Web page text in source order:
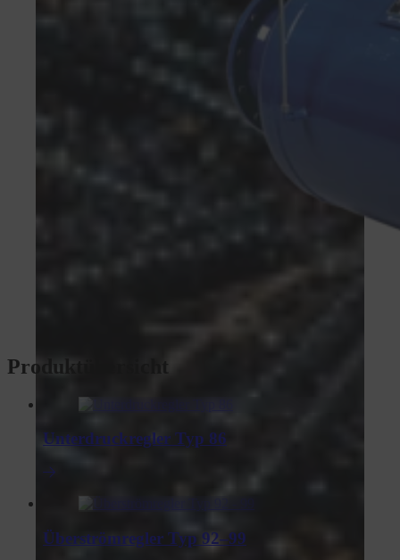
Produktübersicht
Unterdruckregler Typ 86
Überströmregler Typ 92–99